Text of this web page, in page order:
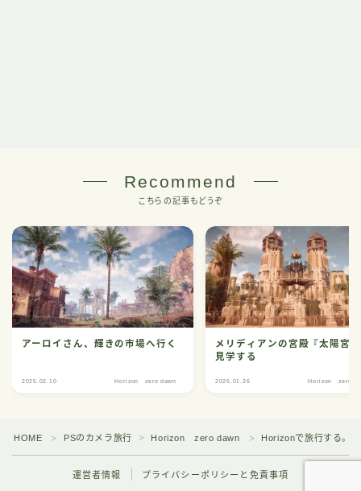
Recommend
こちらの記事もどうぞ
アーロイさん、輝きの市場へ行く
2025.02.10 Horizon zero dawn
メリディアンの宮殿『太陽宮
見学する
2025.01.26 Horizon zero
HOME ＞ PSのカメラ旅行 ＞ Horizon zero dawn ＞ Horizonで旅行する。
運営者情報 プライバシーポリシーと免責事項